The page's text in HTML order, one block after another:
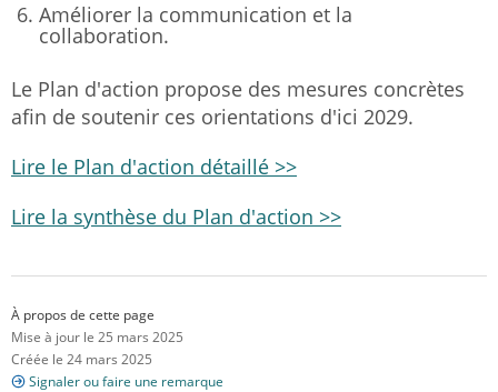
Améliorer la communication et la
collaboration.
Le Plan d'action propose des mesures concrètes
afin de soutenir ces orientations d'ici 2029.
Lire le Plan d'action détaillé >>
Lire la synthèse du Plan d'action >>
À propos de cette page
Mise à jour le 25 mars 2025
Créée le 24 mars 2025
Signaler ou faire une remarque